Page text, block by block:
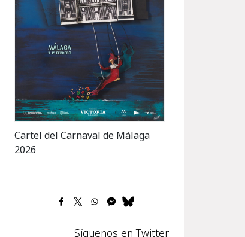
Cartel del Carnaval de Málaga
2026
Síguenos en Twitter